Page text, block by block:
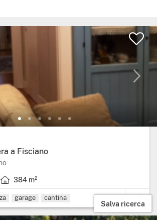
a Fisciano
Regione: Campania, provincia: Salerno.
384 m²
Superficie abitabile: 384 metri quadrati.
garage cantina
Salva ricerca